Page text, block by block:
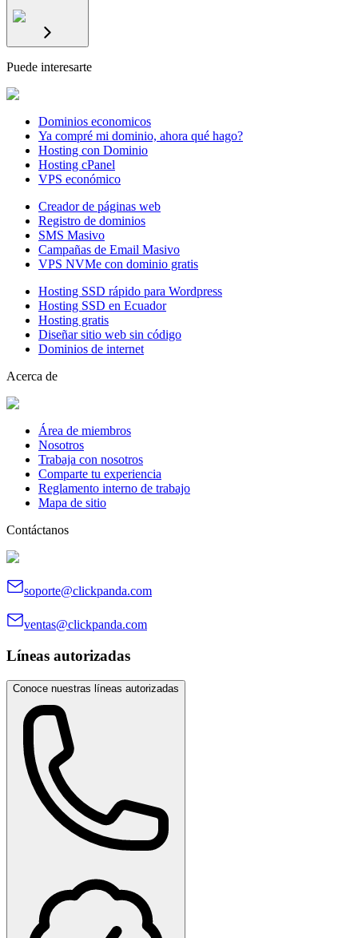
Puede interesarte
Dominios economicos
Ya compré mi dominio, ahora qué hago?
Hosting con Dominio
Hosting cPanel
VPS económico
Creador de páginas web
Registro de dominios
SMS Masivo
Campañas de Email Masivo
VPS NVMe con dominio gratis
Hosting SSD rápido para Wordpress
Hosting SSD en Ecuador
Hosting gratis
Diseñar sitio web sin código
Dominios de internet
Acerca de
Área de miembros
Nosotros
Trabaja con nosotros
Comparte tu experiencia
Reglamento interno de trabajo
Mapa de sitio
Contáctanos
soporte@clickpanda.com
ventas@clickpanda.com
Líneas autorizadas
Conoce nuestras líneas autorizadas